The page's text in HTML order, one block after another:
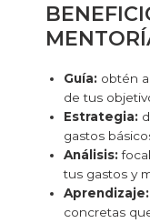
Guía: obtén
de tus
Estrategia:
gastos
Análisis:
tus gastos y
Aprendizaje:
concretas